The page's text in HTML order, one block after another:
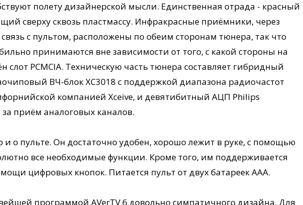
полету дизайнерской мысли. Единственная отрада - красный
сверху сквозь пластмассу. Инфракрасные приёмники, через
с пультом, расположены по обеим сторонам тюнера, так что
принимаются вне зависимости от того, с какой стороны на
слот PCMCIA. Техническую часть тюнера составляет гибридный
ВЧ-блок XC3018 с поддержкой диапазона радиочастот
компанией Xceive, и девятибитный АЦП Philips
приём аналоговых каналов.
и о пульте. Он достаточно удобен, хорошо лежит в руке, с помощью
все необходимые функции. Кроме того, им поддерживается
цифровых кнопок. Питается пульт от двух батареек ААА.
программой AVerTV 6 довольно симпатичного дизайна. Для